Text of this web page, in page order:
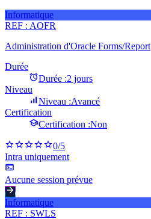
Informatique
REF : AOFR
Administration d'Oracle Forms/Report
Durée
Durée :2 jours
Niveau
Niveau :Avancé
Certification
Certification :Non
0/5
Intra uniquement
Aucune session prévue
Informatique
REF : SWLS